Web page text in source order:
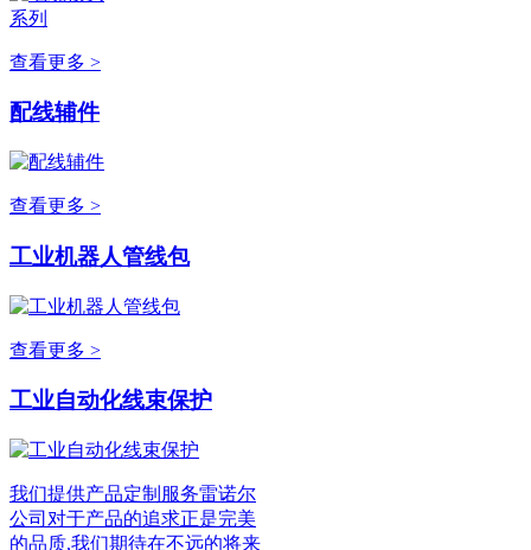
查看更多 >
配线辅件
查看更多 >
工业机器人管线包
查看更多 >
工业自动化线束保护
我们提供产品定制服务雷诺尔
公司对于产品的追求正是完美
的品质,我们期待在不远的将来